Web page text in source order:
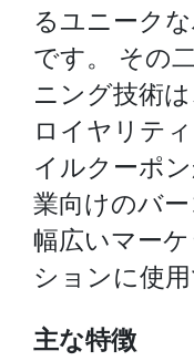
るユニーク
です。 その
ニング技術は
ロイヤリテ
イルクーポ
業向けのバー
幅広いマー
ションに使用
主な特徴